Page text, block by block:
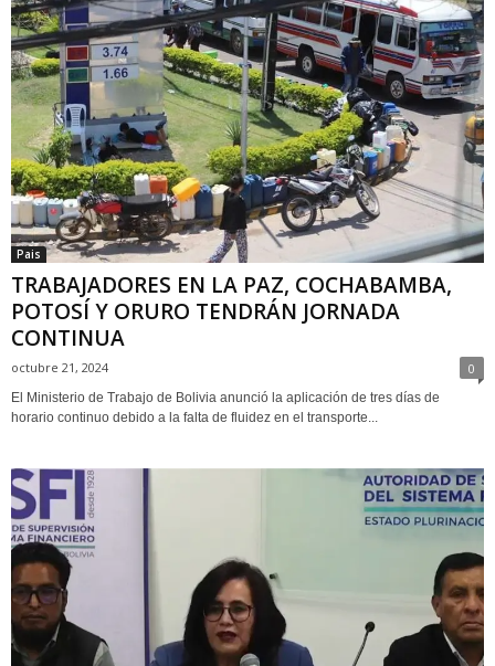
Pais
TRABAJADORES EN LA PAZ, COCHABAMBA,
POTOSÍ Y ORURO TENDRÁN JORNADA
CONTINUA
octubre 21, 2024 0
El Ministerio de Trabajo de Bolivia anunció la aplicación de tres días de
horario continuo debido a la falta de fluidez en el transporte...